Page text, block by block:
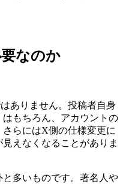
なのか
ありません。投稿者自身
もちろん、アカウントの
らにはX側の仕様変更に
えなくなることがありま
多いものです。著名人や